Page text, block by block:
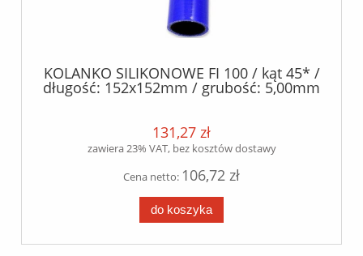
KOLANKO SILIKONOWE FI 100 / kąt 45* /
długość: 152x152mm / grubość: 5,00mm
/- 0.5mm / silikon poliester /
131,27 zł
zawiera 23% VAT, bez kosztów dostawy
Cena netto: 106,72 zł
do koszyka